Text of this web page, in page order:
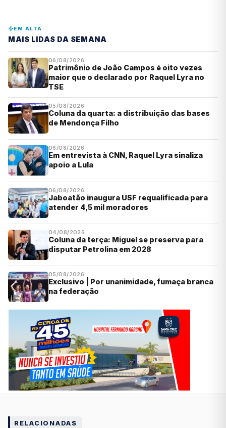
EM ALTA
MAIS LIDAS DA SEMANA
06/08/2026
Patrimônio de João Campos é oito vezes
maior que o declarado por Raquel Lyra no
TSE
05/08/2026
Coluna da quarta: a distribuição das bases
de Mendonça Filho
06/08/2026
Em entrevista à CNN, Raquel Lyra sinaliza
apoio a Lula
06/08/2026
Jaboatão inaugura USF requalificada para
atender 4,5 mil moradores
04/08/2026
Coluna da terça: Miguel se preserva para
disputar Petrolina em 2028
05/08/2026
Exclusivo | Por unanimidade, fumaça branca
na federação
RELACIONADAS